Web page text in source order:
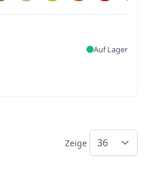
Auf Lager
Zeige